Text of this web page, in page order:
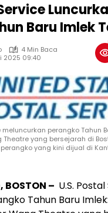
Baru Imlek
4 Min Baca
2025 09:40
meluncurkan perangko Tahun
yang bersejarah di
yang kini dijual di
BOSTON – U.S.
Tahun Baru